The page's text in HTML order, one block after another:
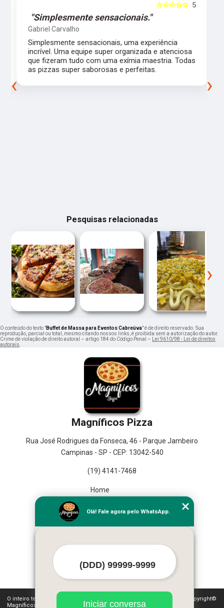
5
☆☆☆☆☆
"Simplesmente sensacionais."
Gabriel Carvalho
Simplesmente sensacionais, uma experiência
incrível. Uma equipe super organizada e atenciosa
que fizeram tudo com uma exímia maestria. Todas
as pizzas super saborosas e perfeitas.
‹ ›
Pesquisas relacionadas
‹ ›
O conteúdo do texto "Buffet de Massa para Eventos Cabreúva" é de direito reservado. Sua
reprodução, parcial ou total, mesmo citando nossos links, é proibida sem a autorização do autor.
Crime de violação de direito autoral – artigo 184 do Código Penal – Lei 9610/98 - Lei de direitos
autorais.
Magníficos Pizza
Rua José Rodrigues da Fonseca, 46 - Parque Jambeiro
Campinas - SP - CEP: 13042-540
(19) 4141-7468
Home
Missão
Serviços
O inteiro teor deste site está sujeito à proteção de direitos autorais. Copyright©
Magníficos Pizza (Lei 9610 de 19/02/1998)
Olá! Fale agora pelo WhatsApp.
Iniciar conversa